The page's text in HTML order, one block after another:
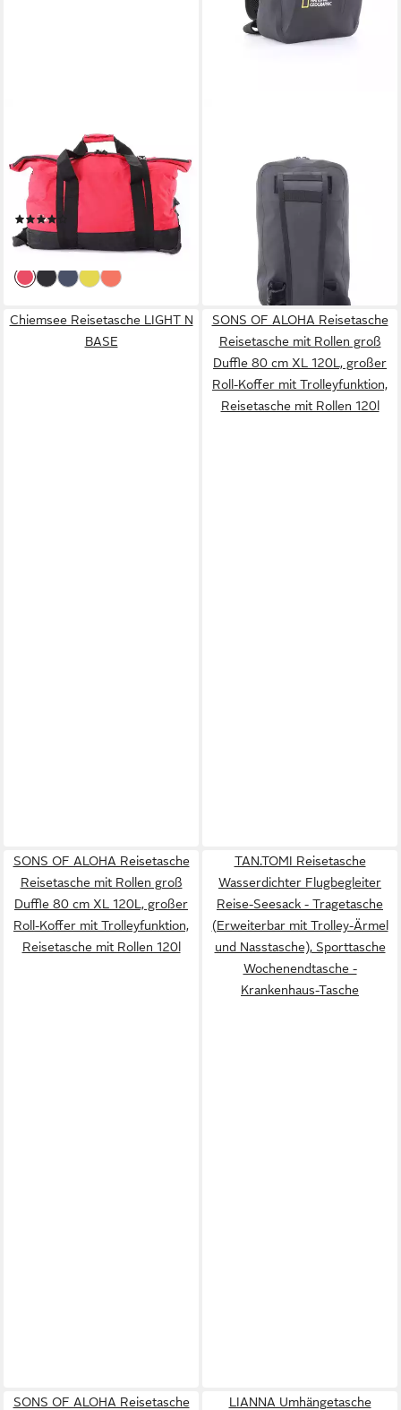
Reisetasche Pathway Foldable
Wheel Bag S
Rollenreisetasche (1-tlg),
faltbar
49,99 €
lieferbar - in 5-6 Werktagen bei dir
versiegelten Nähten
99,95 €
leider ausverkauft
Chiemsee Reisetasche LIGHT N
BASE
SONS OF ALOHA Reisetasche
Reisetasche mit Rollen groß
Duffle 80 cm XL 120L, großer
Roll-Koffer mit Trolleyfunktion,
Reisetasche mit Rollen 120l
SONS OF ALOHA Reisetasche
Reisetasche mit Rollen groß
Duffle 80 cm XL 120L, großer
Roll-Koffer mit Trolleyfunktion,
Reisetasche mit Rollen 120l
TAN.TOMI Reisetasche
Wasserdichter Flugbegleiter
Reise-Seesack - Tragetasche
(Erweiterbar mit Trolley-Ärmel
und Nasstasche), Sporttasche
Wochenendtasche -
Krankenhaus-Tasche
SONS OF ALOHA Reisetasche
LIANNA Umhängetasche